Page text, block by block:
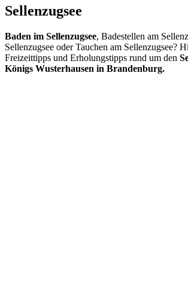
Sellenzugsee
Baden im Sellenzugsee, Badestellen am
Sellenzugsee oder Tauchen am Sellenzugsee?
Freizeittipps und Erholungstipps rund um den
Königs Wusterhausen in Brandenburg.